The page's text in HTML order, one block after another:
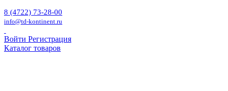
8 (4722) 73-28-00
info@td-kontinent.ru
Войти Регистрация
Каталог товаров